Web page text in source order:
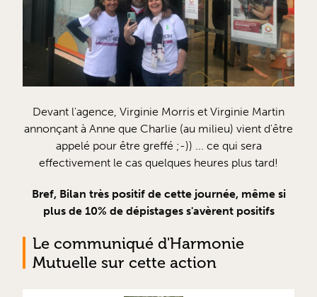
Devant l'agence, Virginie Morris et Virginie Martin
annonçant à Anne que Charlie (au milieu) vient d'être
appelé pour être greffé ;-)) ... ce qui sera
effectivement le cas quelques heures plus tard!
Bref, Bilan très positif de cette journée, même si
plus de 10% de dépistages s'avèrent positifs
Le communiqué d'Harmonie
Mutuelle sur cette action